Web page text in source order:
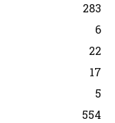
283
6
22
17
5
554